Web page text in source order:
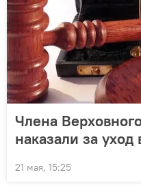
Члена
наказали за уход
21 мая, 15:25